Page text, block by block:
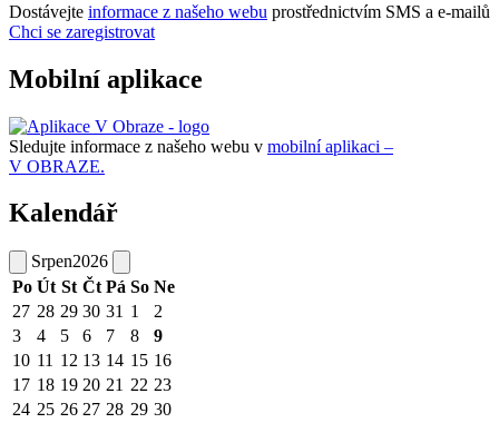
Dostávejte informace z našeho webu prostřednictvím SMS a e-mailů
Chci se zaregistrovat
Mobilní aplikace
Sledujte informace z našeho webu v mobilní aplikaci –
V OBRAZE.
Kalendář
Srpen2026
Po Út St Čt Pá So Ne
27 28 29 30 31 1
2
3
4 5 6 7 8
9
10 11 12 13 14 15 16
17 18 19 20 21 22 23
24 25 26 27 28 29 30